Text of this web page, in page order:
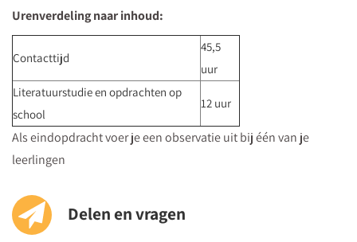
Regardz La Vie Utrecht bevindt zich tegenover het Vredenburg
(plein) en naast de Bijenkorf op de hoek
St.Jacobsstraat/Lange Viestraat.
Je kunt het meeting center bereiken via
kantorencomplex "La Vie" aan de St. Jacobsstraat
borden op de 4e etage zie je in welke zaal je moet zijn en daar
kun je dan direct naartoe.
Parkeren
Postcode ten behoeve van je navigatiesysteem : 3511 BS
Urenverdeling naar inhoud:
Contacttijd
45,5
uur
Literatuurstudie en opdrachten op
school
12 uur
Als eindopdracht voer je een observatie uit bij één van je
leerlingen
Delen en vragen